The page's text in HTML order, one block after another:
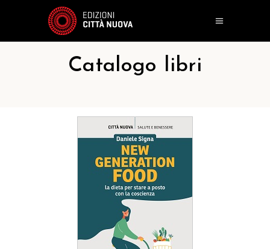
Catalogo libri